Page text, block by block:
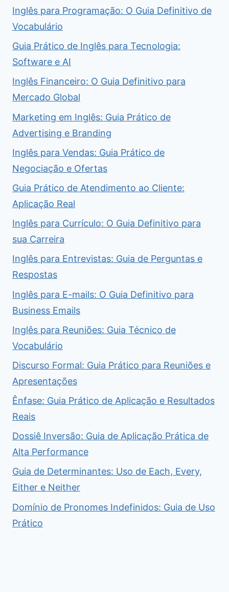
Inglês para Programação: O Guia Definitivo de
Vocabulário
Guia Prático de Inglês para Tecnologia:
Software e AI
Inglês Financeiro: O Guia Definitivo para
Mercado Global
Marketing em Inglês: Guia Prático de
Advertising e Branding
Inglês para Vendas: Guia Prático de
Negociação e Ofertas
Guia Prático de Atendimento ao Cliente:
Aplicação Real
Inglês para Currículo: O Guia Definitivo para
sua Carreira
Inglês para Entrevistas: Guia de Perguntas e
Respostas
Inglês para E-mails: O Guia Definitivo para
Business Emails
Inglês para Reuniões: Guia Técnico de
Vocabulário
Discurso Formal: Guia Prático para Reuniões e
Apresentações
Ênfase: Guia Prático de Aplicação e Resultados
Reais
Dossiê Inversão: Guia de Aplicação Prática de
Alta Performance
Guia de Determinantes: Uso de Each, Every,
Either e Neither
Domínio de Pronomes Indefinidos: Guia de Uso
Prático